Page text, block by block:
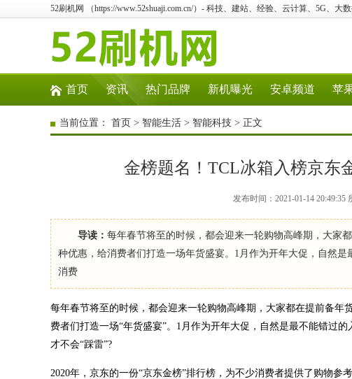
52刷机网 （https://www.52shuaji.com.cn/）- 科技、建站、经验、云计算、5G、大
首页 资讯 热门品牌 新机曝光 安卓频道 苹
当前位置： 首页 > 智能生活 > 智能科技 > 正文
金榜题名！TCL冰箱入榜京东
发布时间：2021-01-14
导读： 每年春节将至的时候，都会迎来一轮购物高峰期，大家
种优惠，给消费者们打造一场年货盛宴。1月作为开年大促，自然
消费
每年春节将至的时候，都会迎来一轮购物高峰期，大家都在提前备
费者们打造一场“年货盛宴”。1月作为开年大促，自然是最不能错过
才不会“踩雷”?
2020年，京东的一份“京东金榜”排行榜，为不少消费者提供了购物参